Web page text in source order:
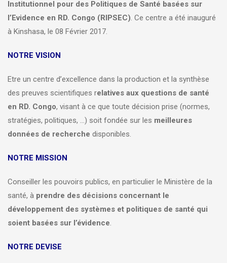
Institutionnel pour des Politiques de Santé basées sur
l’Evidence en RD. Congo (RIPSEC). Ce centre a été inauguré
à Kinshasa, le 08 Février 2017.
NOTRE VISION
Etre un centre d’excellence dans la production et la synthèse
des preuves scientifiques relatives aux questions de santé
en RD. Congo, visant à ce que toute décision prise (normes,
stratégies, politiques, …) soit fondée sur les meilleures
données de recherche disponibles.
NOTRE MISSION
Conseiller les pouvoirs publics, en particulier le Ministère de la
santé, à prendre des décisions concernant le
développement des systèmes et politiques de santé qui
soient basées sur l’évidence.
NOTRE DEVISE